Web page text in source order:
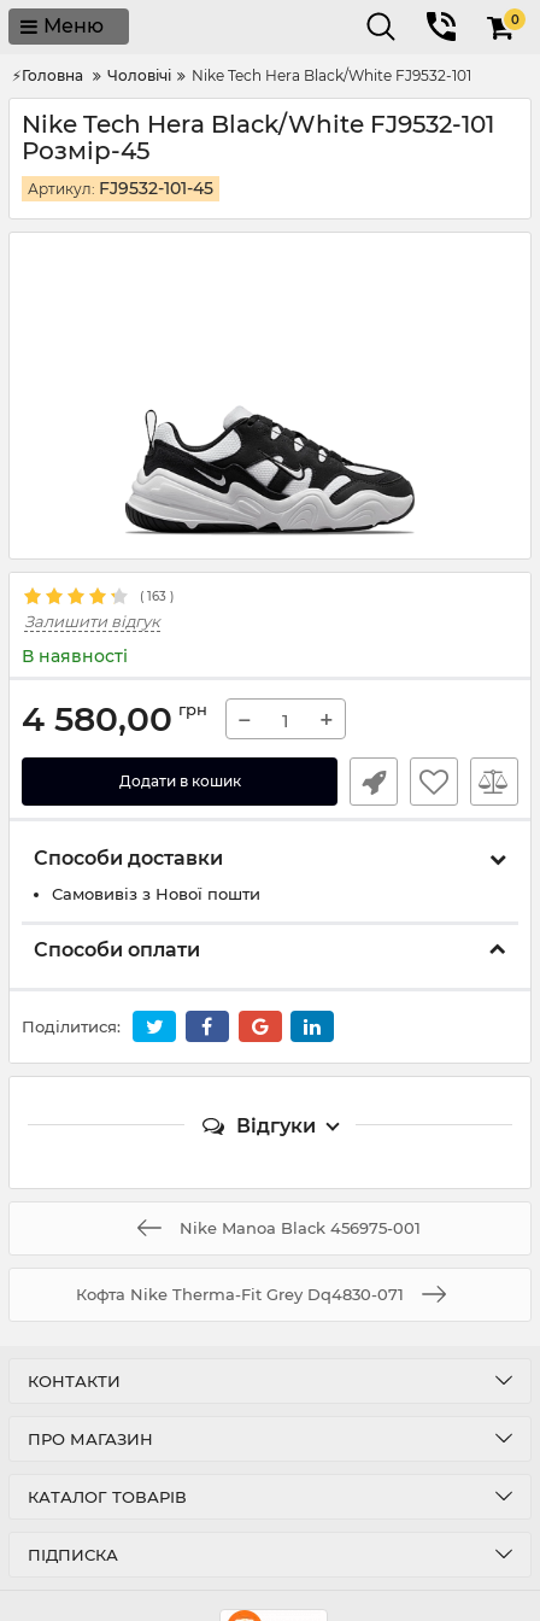
Меню 0
⚡Головна Чоловічі Nike Tech Hera Black/White FJ9532-101
Nike Tech Hera Black/White FJ9532-101
Розмір-45
Артикул: FJ9532-101-45
( 163 )
Залишити відгук
В наявності
4 580,00 грн − +
Додати в кошик
Способи доставки
Самовивіз з Нової пошти
Способи оплати
Поділитися:
Відгуки
Nike Manoa Black 456975-001
Кофта Nike Therma-Fit Grey Dq4830-071
КОНТАКТИ
ПРО МАГАЗИН
КАТАЛОГ ТОВАРІВ
ПІДПИСКА